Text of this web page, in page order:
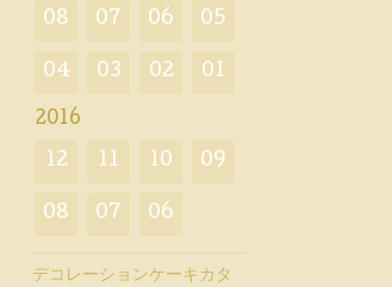
08 07 06 05
04 03 02 01
2016
12 11 10 09
08 07 06
デコレーションケーキカタ